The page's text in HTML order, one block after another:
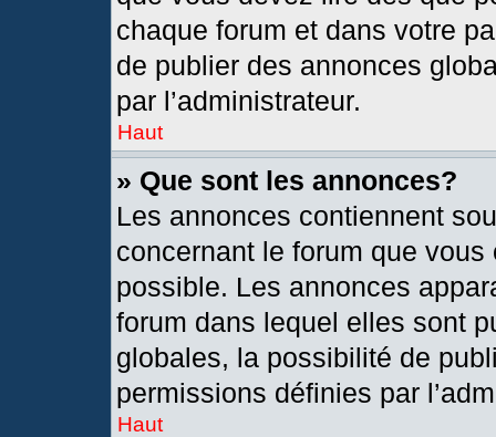
chaque forum et dans votre
de publier des annonces
par l’administrateur.
Haut
» Que sont les annonces?
Les annonces contiennent
concernant le forum que
possible. Les annonces
forum dans lequel elles sont
globales, la possibilité de
permissions définies par
Haut